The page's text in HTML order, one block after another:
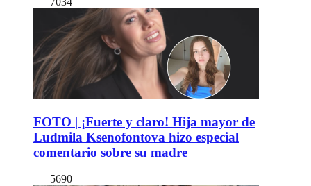
FOTO | ¡Fuerte y claro! Hija mayor de
Ludmila Ksenofontova hizo especial
comentario sobre su madre
5690